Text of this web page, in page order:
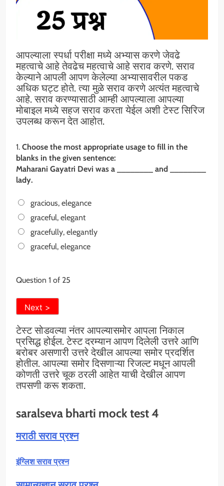
आपल्याला स्पर्धा परीक्षा मध्ये अभ्यास करणे जेवढे
महत्वाचे आहे तेवढेच महत्वाचे आहे सराव करणे. सराव
केल्याने आपली आपण केलेल्या अभ्यासावरील पकड
अधिक घट्ट होते. त्या मुळे सराव करणे अत्यंत महत्वाचे
आहे. सराव करण्यासाठी आम्ही आपल्याला आपल्या
मोबाइल मध्ये सहज सराव करता येईल अशी टेस्ट सिरिज
उपलब्ध करून देत आहोत.
1. Choose the most appropriate usage to fill in the
blanks in the given sentence:
Maharani Gayatri Devi was a ________ and ________
lady.
gracious, elegance
graceful, elegant
gracefully, elegantly
graceful, elegance
Question 1 of 25
टेस्ट सोडवल्या नंतर आपल्यासमोर आपला निकाल
प्रसिद्ध होईल. टेस्ट दरम्यान आपण दिलेली उत्तरे आणि
बरोबर असणारी उत्तरे देखील आपल्या समोर प्रदर्शित
होतील. आपल्या समोर दिसणाऱ्या रिजल्ट मधून आपली
कोणती उत्तरे चूक ठरली आहेत याची देखील आपण
तपसणी करू शकता.
saralseva bharti mock test 4
मराठी सराव प्रश्न
इंग्लिश सराव प्रश्न